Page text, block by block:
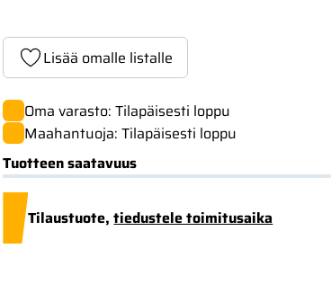
Lisää omalle listalle
Oma varasto: Tilapäisesti loppu
Maahantuoja: Tilapäisesti loppu
Tuotteen saatavuus
Tilaustuote,tiedustele toimitusaika